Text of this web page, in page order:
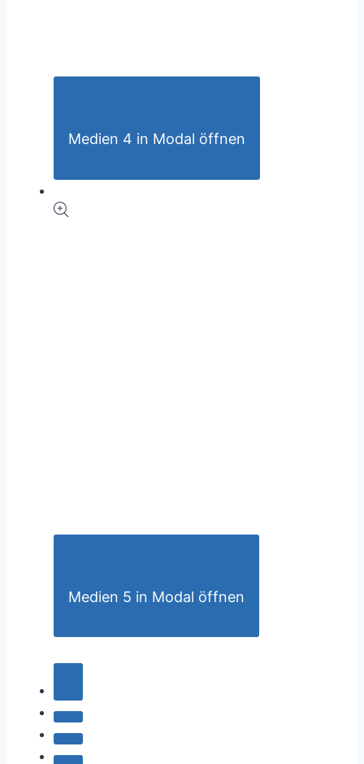
Medien 4 in Modal öffnen
Medien 5 in Modal öffnen